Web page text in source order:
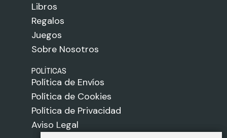
Libros
Regalos
Juegos
Sobre Nosotros
POLÍTICAS
Política de Envíos
Política de Cookies
Política de Privacidad
Aviso Legal